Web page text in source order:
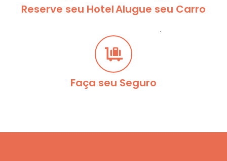
Reserve seu HotelAlugue seu Carro
.
Faça seu Seguro